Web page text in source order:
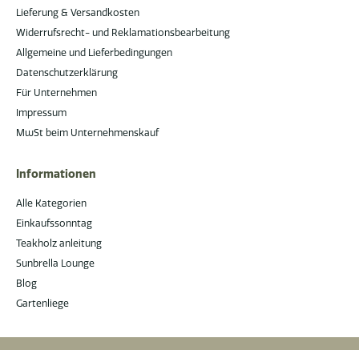
Lieferung & Versandkosten
Widerrufsrecht- und Reklamationsbearbeitung
Allgemeine und Lieferbedingungen
Datenschutzerklärung
Für Unternehmen
Impressum
MwSt beim Unternehmenskauf
Informationen
Alle Kategorien
Einkaufssonntag
Teakholz anleitung
Sunbrella Lounge
Blog
Gartenliege